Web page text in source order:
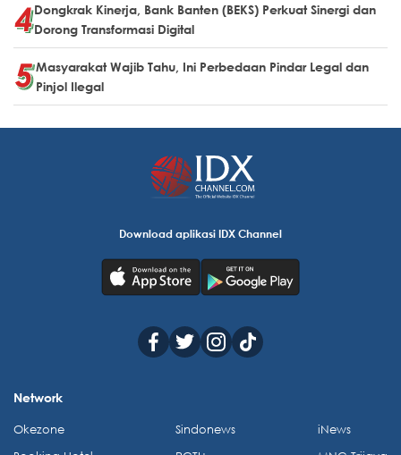
Dongkrak Kinerja, Bank Banten (BEKS) Perkuat Sinergi dan
Dorong Transformasi Digital
Masyarakat Wajib Tahu, Ini Perbedaan Pindar Legal dan
Pinjol Ilegal
Download aplikasi IDX Channel
Network
Okezone
Sindonews
iNews